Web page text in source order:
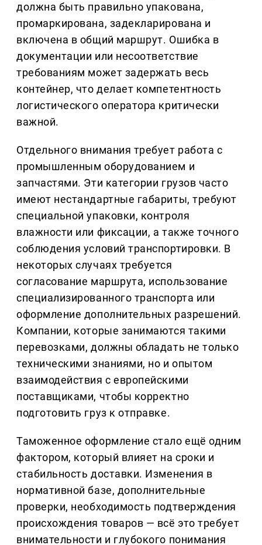
должна быть правильно упакована,
промаркирована, задекларирована и
включена в общий маршрут. Ошибка в
документации или несоответствие
требованиям может задержать весь
контейнер, что делает компетентность
логистического оператора критически
важной.
Отдельного внимания требует работа с
промышленным оборудованием и
запчастями. Эти категории грузов часто
имеют нестандартные габариты, требуют
специальной упаковки, контроля
влажности или фиксации, а также точного
соблюдения условий транспортировки. В
некоторых случаях требуется
согласование маршрута, использование
специализированного транспорта или
оформление дополнительных разрешений.
Компании, которые занимаются такими
перевозками, должны обладать не только
техническими знаниями, но и опытом
взаимодействия с европейскими
поставщиками, чтобы корректно
подготовить груз к отправке.
Таможенное оформление стало ещё одним
фактором, который влияет на сроки и
стабильность доставки. Изменения в
нормативной базе, дополнительные
проверки, необходимость подтверждения
происхождения товаров — всё это требует
внимательности и глубокого понимания